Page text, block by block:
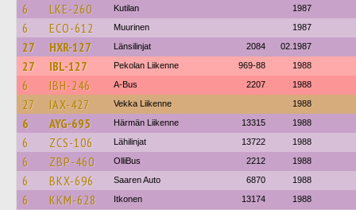
6 LKE-260 Kutilan 1987
6 ECO-612 Muurinen 1987
27 HXR-127 Länsilinjat 2084 02.1987
27 IBL-127 Pekolan Liikenne 969-88 1988
6 IBH-246 A-Bus 2207 1988
27 IAX-427 Vekka Liikenne 1988
6 AYG-695 Härmän Liikenne 13315 1988
6 ZCS-106 Lähilinjat 13722 1988
6 ZBP-460 OlliBus 2212 1988
6 BKX-696 Saaren Auto 6870 1988
6 KKM-628 Itkonen 13174 1988